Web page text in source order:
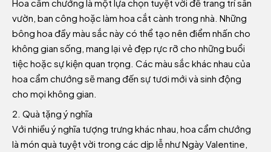
Hoa cẩm chướng là một lựa chọn tuyệt vời để trang trí sân
vườn, ban công hoặc làm hoa cắt cành trong nhà. Những
bông hoa đầy màu sắc này có thể tạo nên điểm nhấn cho
không gian sống, mang lại vẻ đẹp rực rỡ cho những buổi
tiệc hoặc sự kiện quan trọng. Các màu sắc khác nhau của
hoa cẩm chướng sẽ mang đến sự tươi mới và sinh động
cho mọi không gian.
Quà tặng ý nghĩa
Với nhiều ý nghĩa tượng trưng khác nhau, hoa cẩm chướng
là món quà tuyệt vời trong các dịp lễ như Ngày Valentine,